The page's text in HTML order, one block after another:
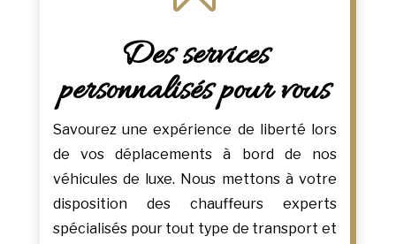
Des services
personnalisés pour vous
Savourez une expérience de liberté lors
de vos déplacements à bord de nos
véhicules de luxe. Nous mettons à votre
disposition des chauffeurs experts
spécialisés pour tout type de transport et